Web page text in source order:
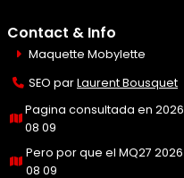
Contact & Info
Maquette Mobylette
SEO parLaurent Bousquet
Pagina consultada en 2026
08 09
Pero por que el MQ27 2026
08 09